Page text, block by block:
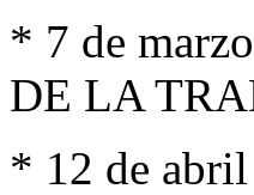
* 7 de
DE LA
* 12 de